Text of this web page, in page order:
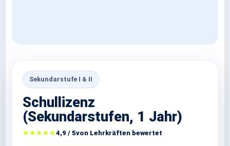
Sekundarstufe I & II
Schullizenz
(Sekundarstufen, 1 Jahr)
★★★★★4,9 / 5von Lehrkräften bewertet